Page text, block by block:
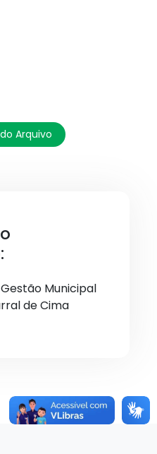
Arquivo
Municipal
de Cima